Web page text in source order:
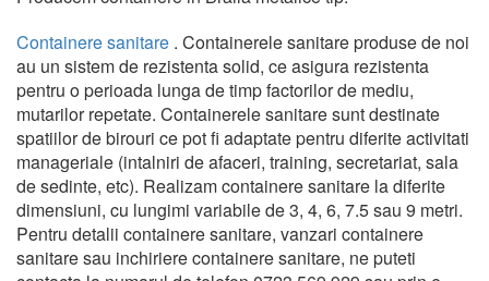
Containere sanitare . Containerele sanitare produse de noi
au un sistem de rezistenta solid, ce asigura rezistenta
pentru o perioada lunga de timp factorilor de mediu,
mutarilor repetate. Containerele sanitare sunt destinate
spatiilor de birouri ce pot fi adaptate pentru diferite activitati
manageriale (intalniri de afaceri, training, secretariat, sala
de sedinte, etc). Realizam containere sanitare la diferite
dimensiuni, cu lungimi variabile de 3, 4, 6, 7.5 sau 9 metri.
Pentru detalii containere sanitare, vanzari containere
sanitare sau inchiriere containere sanitare, ne puteti